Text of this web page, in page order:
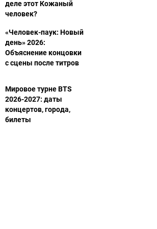
деле этот Кожаный
человек?
«Человек-паук: Новый
день» 2026:
Объяснение концовки
с сцены после титров
Мировое турне BTS
2026-2027: даты
концертов, города,
билеты